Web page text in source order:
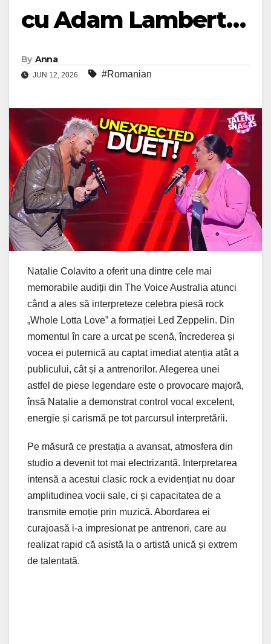
cu Adam Lambert…
By Anna
JUN 12, 2026 #Romanian
Natalie Colavito a oferit una dintre cele mai
memorabile audiții din The Voice Australia atunci
când a ales să interpreteze celebra piesă rock
„Whole Lotta Love” a formației Led Zeppelin. Din
momentul în care a urcat pe scenă, încrederea și
vocea ei puternică au captat imediat atenția atât a
publicului, cât și a antrenorilor. Alegerea unei
astfel de piese legendare este o provocare majoră,
însă Natalie a demonstrat control vocal excelent,
energie și carismă pe tot parcursul interpretării.
Pe măsură ce prestația a avansat, atmosfera din
studio a devenit tot mai electrizantă. Interpretarea
intensă a acestui clasic rock a evidențiat nu doar
amplitudinea vocii sale, ci și capacitatea de a
transmite emoție prin muzică. Abordarea ei
curajoasă i-a impresionat pe antrenori, care au
realizat rapid că asistă la o artistă unică și extrem
de talentată.